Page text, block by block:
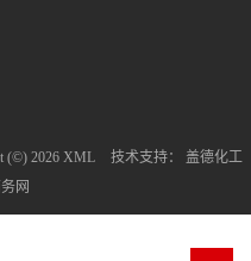
(©) 2026 XML 技术支持：
盖德化工
网